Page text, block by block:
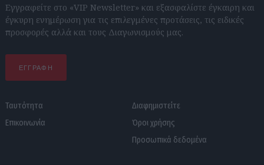
Εγγραφείτε στο «VIP Newsletter» και εξασφαλίστε έγκαιρη και
έγκυρη ενημέρωση για τις επιλεγμένες προτάσεις, τις ειδικές
προσφορές αλλά και τους Διαγωνισμούς μας.
ΕΓΓΡΑΦΗ
Ταυτότητα
Επικοινωνία
Διαφημιστείτε
Όροι χρήσης
Προσωπικά δεδομένα